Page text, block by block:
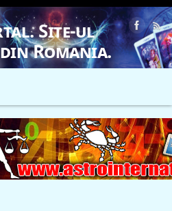
Site-ul
Romania.
VRAJITOARE